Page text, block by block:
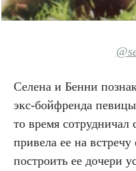
Селена и Бенни
экс-бойфренда
то время
привела ее на
построить ее дочери